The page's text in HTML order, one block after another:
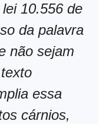
10.556 de
da palavra
não sejam
essa
cárnios,